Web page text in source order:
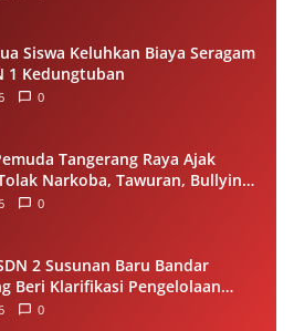
Siswa Keluhkan Biaya Seragam
1 Kedungtuban
0
Tangerang Raya Ajak
Narkoba, Tawuran, Bullying
0
2 Susunan Baru Bandar
Beri Klarifikasi Pengelolaan
Tegaskan Sesuai Juknis
0